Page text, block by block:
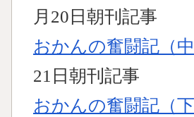
月20日朝刊記事
おかんの奮闘記（
21日朝刊記事
おかんの奮闘記（